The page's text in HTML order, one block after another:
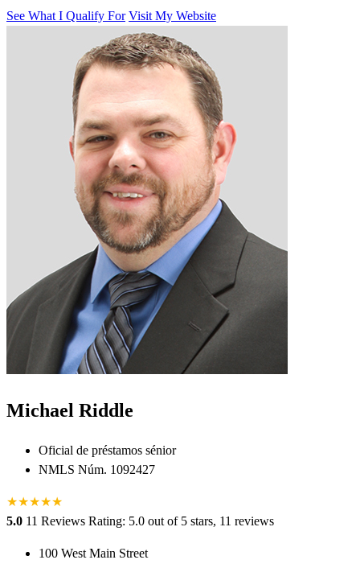
See What I Qualify For Visit My Website
Michael Riddle
Oficial de préstamos sénior
NMLS Núm. 1092427
★★★★★
5.0 11 Reviews Rating: 5.0 out of 5 stars, 11 reviews
100 West Main Street